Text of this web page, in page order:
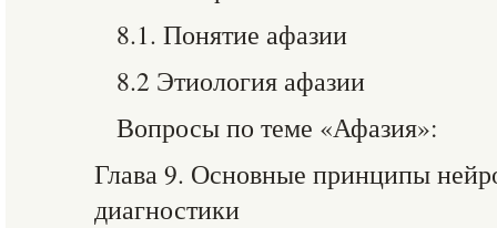
8.1. Понятие афазии
8.2 Этиология афазии
Вопросы по теме «Афазия»:
Глава 9. Основные принципы
диагностики